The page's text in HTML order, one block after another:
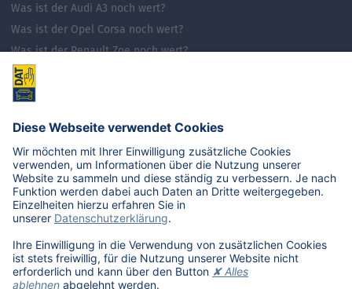
Was ist der Audi A3 noch wert?
Was ist der Opel Corsa noch wert?
Was ist der Renault Zoe noch wert?
Was ist der VW Golf noch wert?
E-Mobilität in Deutschland
Karriere
Übersicht
Stellenangebote
Benefits
DAT als Arbeitgeber
Schüler, Absolventen, Studenten
#getDATjob